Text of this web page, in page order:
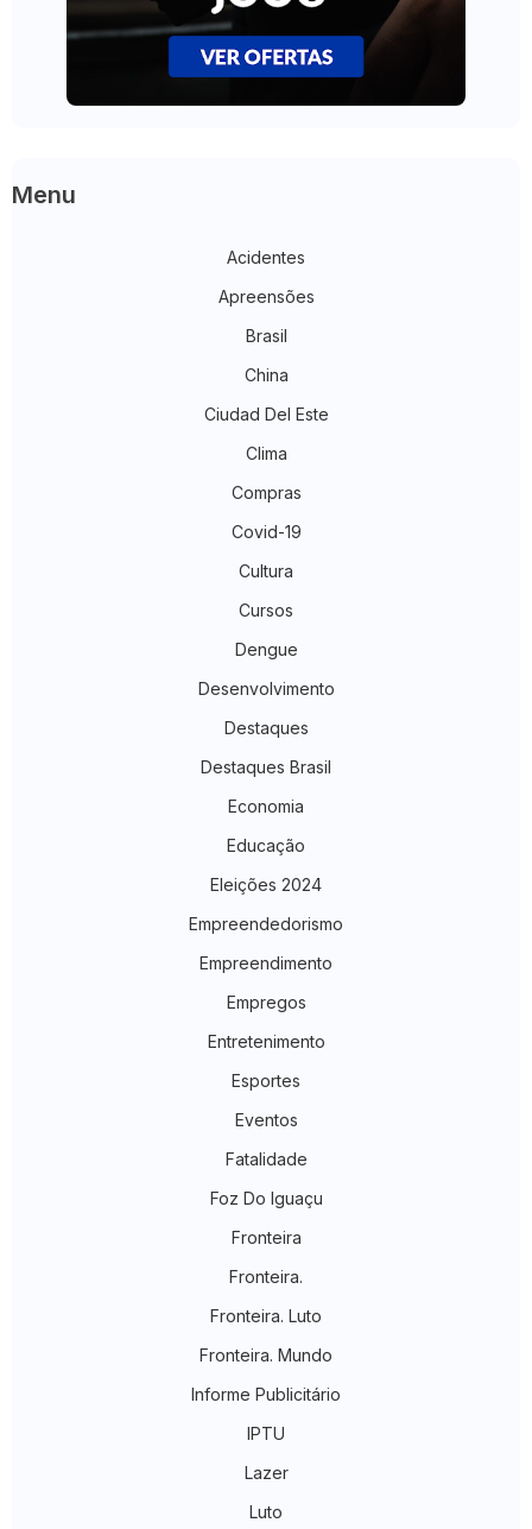
Menu
Acidentes
Apreensões
Brasil
China
Ciudad Del Este
Clima
Compras
Covid-19
Cultura
Cursos
Dengue
Desenvolvimento
Destaques
Destaques Brasil
Economia
Educação
Eleições 2024
Empreendedorismo
Empreendimento
Empregos
Entretenimento
Esportes
Eventos
Fatalidade
Foz Do Iguaçu
Fronteira
Fronteira.
Fronteira. Luto
Fronteira. Mundo
Informe Publicitário
IPTU
Lazer
Luto